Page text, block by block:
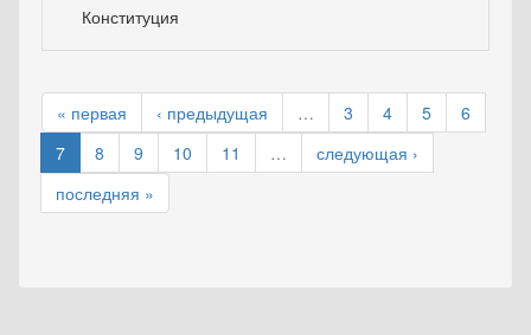
Конституция
« первая ‹ предыдущая … 3 4 5
6
7
8 9 10 11 …
следующая ›
последняя »